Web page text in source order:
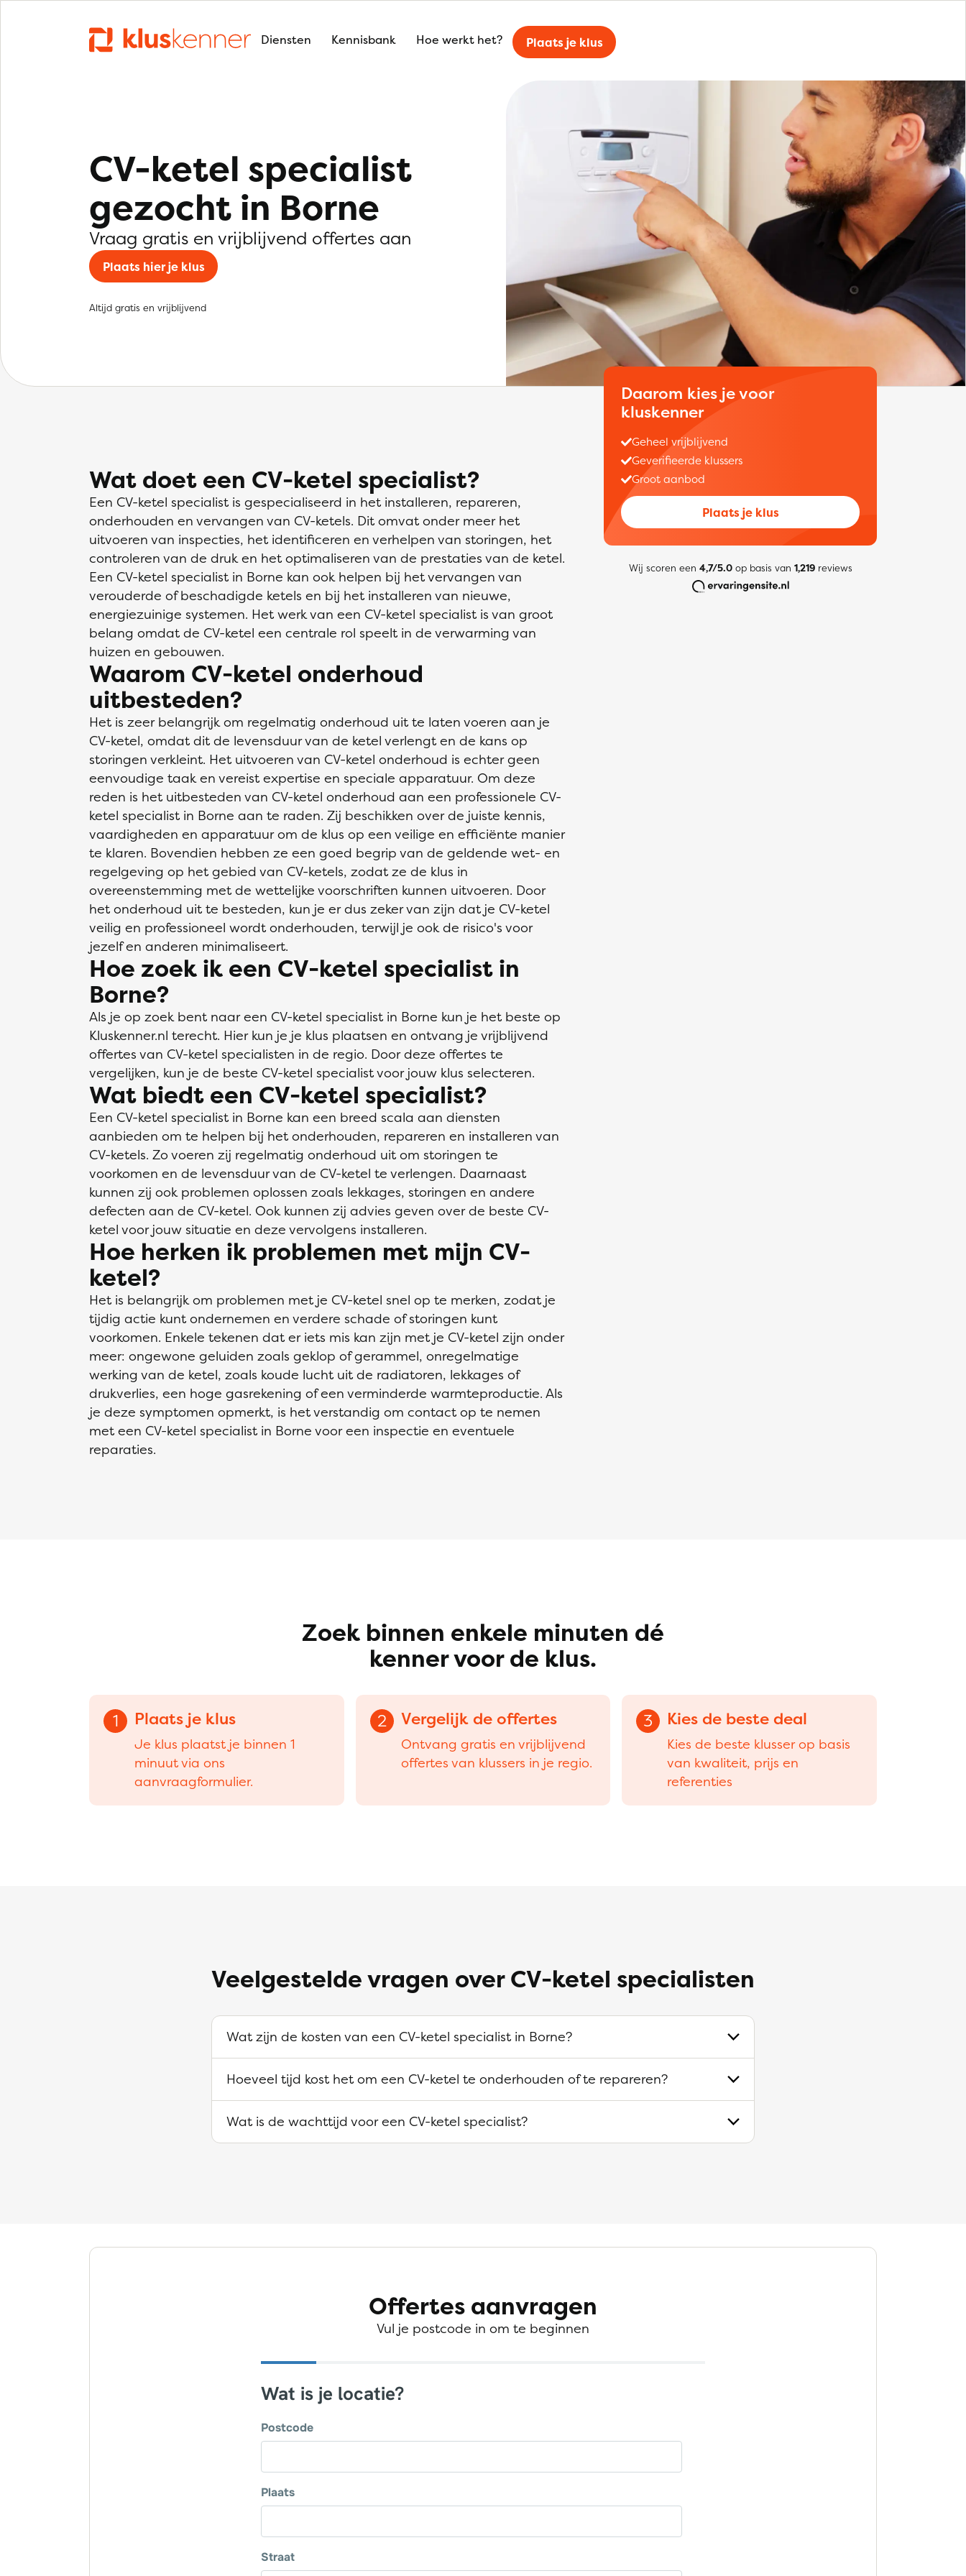
Diensten Kennisbank Hoe werkt het? Plaats je klus
CV-ketel specialist
gezocht in Borne
Vraag gratis en vrijblijvend offertes aan
Plaats hier je klus
Altijd gratis en vrijblijvend
Wat doet een CV-ketel specialist?
Een CV-ketel specialist is gespecialiseerd in het installeren, repareren,
onderhouden en vervangen van CV-ketels. Dit omvat onder meer het
uitvoeren van inspecties, het identificeren en verhelpen van storingen, het
controleren van de druk en het optimaliseren van de prestaties van de ketel.
Een CV-ketel specialist in Borne kan ook helpen bij het vervangen van
verouderde of beschadigde ketels en bij het installeren van nieuwe,
energiezuinige systemen. Het werk van een CV-ketel specialist is van groot
belang omdat de CV-ketel een centrale rol speelt in de verwarming van
huizen en gebouwen.
Waarom CV-ketel onderhoud
uitbesteden?
Het is zeer belangrijk om regelmatig onderhoud uit te laten voeren aan je
CV-ketel, omdat dit de levensduur van de ketel verlengt en de kans op
storingen verkleint. Het uitvoeren van CV-ketel onderhoud is echter geen
eenvoudige taak en vereist expertise en speciale apparatuur. Om deze
reden is het uitbesteden van CV-ketel onderhoud aan een professionele CV-
ketel specialist in Borne aan te raden. Zij beschikken over de juiste kennis,
vaardigheden en apparatuur om de klus op een veilige en efficiënte manier
te klaren. Bovendien hebben ze een goed begrip van de geldende wet- en
regelgeving op het gebied van CV-ketels, zodat ze de klus in
overeenstemming met de wettelijke voorschriften kunnen uitvoeren. Door
het onderhoud uit te besteden, kun je er dus zeker van zijn dat je CV-ketel
veilig en professioneel wordt onderhouden, terwijl je ook de risico's voor
jezelf en anderen minimaliseert.
Hoe zoek ik een CV-ketel specialist in
Borne?
Als je op zoek bent naar een CV-ketel specialist in Borne kun je het beste op
Kluskenner.nl terecht. Hier kun je je klus plaatsen en ontvang je vrijblijvend
offertes van CV-ketel specialisten in de regio. Door deze offertes te
vergelijken, kun je de beste CV-ketel specialist voor jouw klus selecteren.
Wat biedt een CV-ketel specialist?
Een CV-ketel specialist in Borne kan een breed scala aan diensten
aanbieden om te helpen bij het onderhouden, repareren en installeren van
CV-ketels. Zo voeren zij regelmatig onderhoud uit om storingen te
voorkomen en de levensduur van de CV-ketel te verlengen. Daarnaast
kunnen zij ook problemen oplossen zoals lekkages, storingen en andere
defecten aan de CV-ketel. Ook kunnen zij advies geven over de beste CV-
ketel voor jouw situatie en deze vervolgens installeren.
Hoe herken ik problemen met mijn CV-
ketel?
Het is belangrijk om problemen met je CV-ketel snel op te merken, zodat je
tijdig actie kunt ondernemen en verdere schade of storingen kunt
voorkomen. Enkele tekenen dat er iets mis kan zijn met je CV-ketel zijn onder
meer: ongewone geluiden zoals geklop of gerammel, onregelmatige
werking van de ketel, zoals koude lucht uit de radiatoren, lekkages of
drukverlies, een hoge gasrekening of een verminderde warmteproductie. Als
je deze symptomen opmerkt, is het verstandig om contact op te nemen
met een CV-ketel specialist in Borne voor een inspectie en eventuele
reparaties.
Daarom kies je voor
kluskenner
Geheel vrijblijvend
Geverifieerde klussers
Groot aanbod
Plaats je klus
Wij scoren een 4,7/5.0op basis van 1,219reviews
Zoek binnen enkele minuten dé
kenner voor de klus.
1 Plaats je klus
Je klus plaatst je binnen 1
minuut via ons
aanvraagformulier.
2 Vergelijk de offertes
Ontvang gratis en vrijblijvend
offertes van klussers in je regio.
3 Kies de beste deal
Kies de beste klusser op basis
van kwaliteit, prijs en
referenties
Veelgestelde vragen over CV-ketel specialisten
Wat zijn de kosten van een CV-ketel specialist in Borne?
Hoeveel tijd kost het om een CV-ketel te onderhouden of te repareren?
Wat is de wachttijd voor een CV-ketel specialist?
Offertes aanvragen
Vul je postcode in om te beginnen